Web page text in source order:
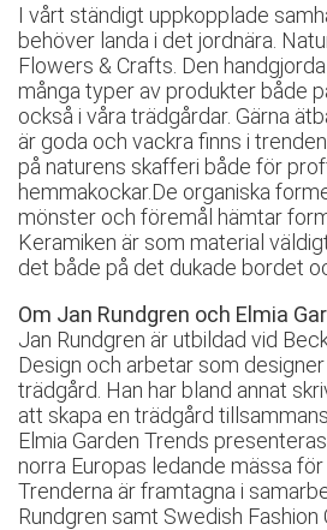
I vårt ständigt uppkopplade
behöver landa i det jordnära.
Flowers & Crafts. Den
många typer av produkter både
också i våra trädgårdar. Gärna
är goda och vackra finns i
på naturens skafferi både för
hemmakockar.De organiska
mönster och föremål hämtar
Keramiken är som material
det både på det dukade bordet
Om Jan Rundgren och Elmia
Jan Rundgren är utbildad vid
Design och arbetar som
trädgård. Han har bland annat
att skapa en trädgård
Elmia Garden Trends
norra Europas ledande mässa
Trenderna är framtagna i
Rundgren samt Swedish Fashion